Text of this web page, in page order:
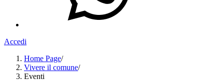
Accedi
Home Page/
Vivere il comune/
Eventi